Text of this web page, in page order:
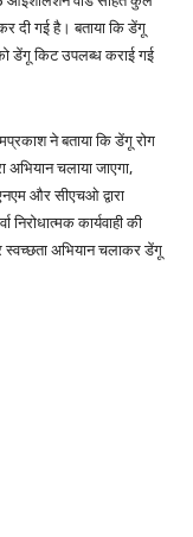
दी गई है। बताया कि डेंगू
डेंगू किट उपलब्ध कराई गई
ने बताया कि डेंगू रोग
अभियान चलाया जाएगा,
और सीएचओ द्वारा
निरोधात्मक कार्यवाही की
स्वच्छता अभियान चलाकर डेंगू